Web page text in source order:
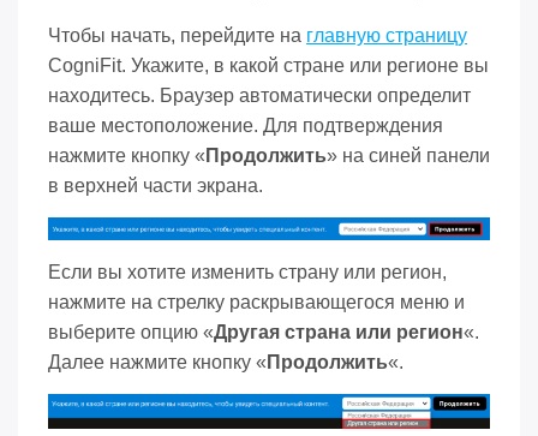
Чтобы начать, перейдите на главную страницу
CogniFit. Укажите, в какой стране или регионе вы
находитесь. Браузер автоматически определит
ваше местоположение. Для подтверждения
нажмите кнопку « Продолжить» на синей панели
в верхней части экрана.
Если вы хотите изменить страну или регион,
нажмите на стрелку раскрывающегося меню и
выберите опцию «Другая страна или регион«.
Далее нажмите кнопку « Продолжить«.